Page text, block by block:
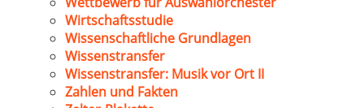
Wirtschaftsstudie
Wissenschaftliche Grundlagen
Wissenstransfer
Wissenstransfer: Musik vor Ort II
Zahlen und Fakten